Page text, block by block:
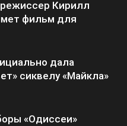
Кирилл
фильм для
дала
сиквелу «Майкла»
«Одиссеи»